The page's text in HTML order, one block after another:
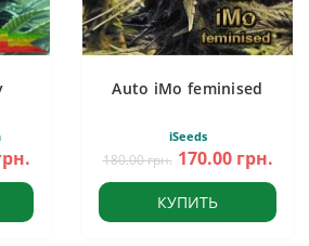
Auto iMo feminised
iSeeds
180.00 грн. 170.00 грн.
КУПИТЬ